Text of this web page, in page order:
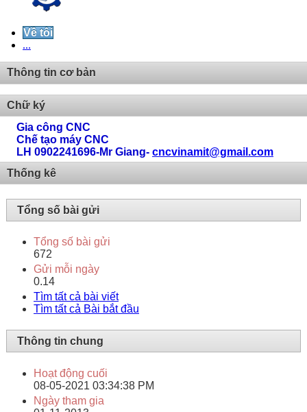
Về tôi
...
Thông tin cơ bản
Chữ ký
Gia công CNC
Chế tạo máy CNC
LH 0902241696-Mr Giang- cncvinamit@gmail.com
Thống kê
Tổng số bài gửi
Tổng số bài gửi
672
Gửi mỗi ngày
0.14
Tìm tất cả bài viết
Tìm tất cả Bài bắt đầu
Thông tin chung
Hoạt động cuối
08-05-2021 03:34:38 PM
Ngày tham gia